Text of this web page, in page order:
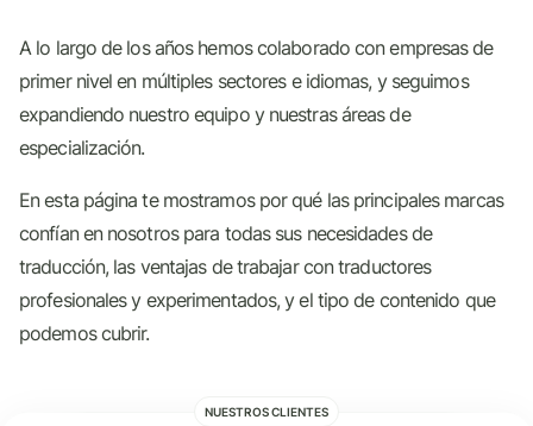
A lo largo de los años hemos colaborado con empresas de
primer nivel en múltiples sectores e idiomas, y seguimos
expandiendo nuestro equipo y nuestras áreas de
especialización.
En esta página te mostramos por qué las principales marcas
confían en nosotros para todas sus necesidades de
traducción, las ventajas de trabajar con traductores
profesionales y experimentados, y el tipo de contenido que
podemos cubrir.
NUESTROS CLIENTES